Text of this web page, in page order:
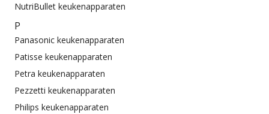
NutriBullet keukenapparaten
P
Panasonic keukenapparaten
Patisse keukenapparaten
Petra keukenapparaten
Pezzetti keukenapparaten
Philips keukenapparaten